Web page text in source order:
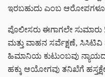
ಇರಬಹುದು ಎಂಬ ಆರೋಪಗಳೂ
ಪೊಲೀಸರು ಈಗಾಗಲೇ ಸುಮಾರು
ಮತ್ತು ವಾಹನ ಸರ್ವೆಕ್ಷಣೆ, ಸಿಸಿಟಿವಿ
ಹಿಮಾನಿಯ ಕುಟುಂಬವು ನ್ಯಾಯದ
ಹಕ್ಕು ಆಯೋಗವು ತನಿಖೆಗೆ